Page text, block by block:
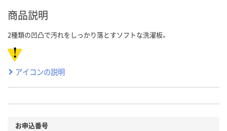
商品説明
2種類の凹凸で汚れをしっかり落とすソフトな洗濯板。
アイコンの説明
お申込番号